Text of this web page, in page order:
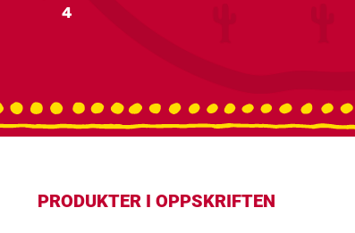
4
PRODUKTER I OPPSKRIFTEN